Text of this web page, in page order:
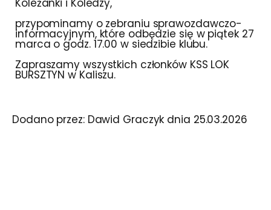
Koleżanki i Koledzy,
przypominamy o zebraniu sprawozdawczo-
informacyjnym, które odbędzie się w piątek 27
marca o godz. 17.00 w siedzibie klubu.
Zapraszamy wszystkich członków KSS LOK
BURSZTYN w Kaliszu.
Dodano przez: Dawid Graczyk dnia 25.03.2026